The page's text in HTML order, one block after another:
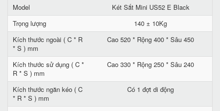
Model
Két Sắt Mini US52 E Black
Trọng lượng
140 ± 10Kg
Kích thước ngoài ( C * R
* S ) mm
Cao 520 * Rộng 400 * Sâu 450
Kích thước sử dụng ( C *
R * S ) mm
Cao 330 * Rộng 250 * Sâu 240
Kích thước ngăn kéo ( C
* R * S ) mm
Có 1 đợt di động